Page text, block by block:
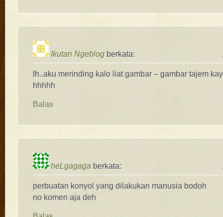
Ikutan Ngeblog berkata:
Ih..aku merinding kalo liat gambar – gambar tajem
hhhhh
Balas
heLgagaga berkata:
perbuatan konyol yang dilakukan manusia bodoh
no komen aja deh